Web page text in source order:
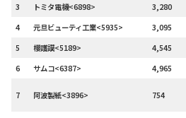
3
トミタ電機<6898> 3,280
4
元旦ビューティ工業<5935> 3,095
5
櫻護謨<5189> 4,545
6
サムコ<6387> 4,965
7 阿波製紙<3896> 754